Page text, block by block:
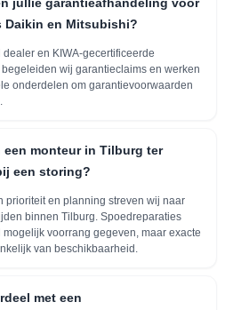
Daikin en Mitsubishi?
dealer en KIWA-gecertificeerde
wij garantieclaims en werken
onderdelen om garantievoorwaarden
een monteur in Tilburg ter
een storing?
prioriteit en planning streven wij naar
binnen Tilburg. Spoedreparaties
voorrang gegeven, maar exacte
van beschikbaarheid.
met een